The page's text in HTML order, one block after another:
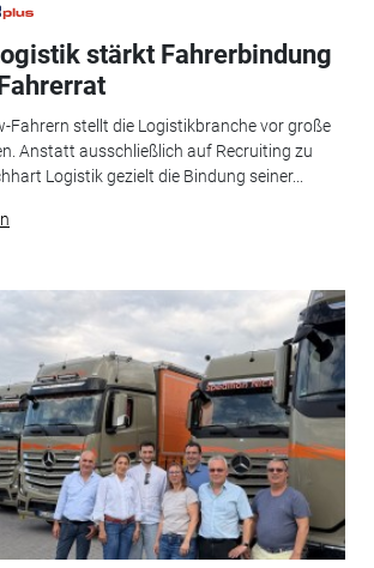
stärkt Fahrerbindung
Fahrern stellt die Logistikbranche vor große
Anstatt ausschließlich auf Recruiting zu
Logistik gezielt die Bindung seiner...